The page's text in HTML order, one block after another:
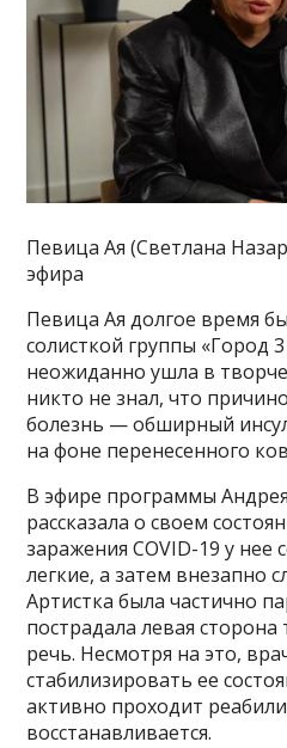
Певица Ая (Светлана
эфира
Певица Ая долгое время
солисткой группы «Город
неожиданно ушла в
никто не знал, что
болезнь — обширный
на фоне перенесенного
В эфире программы
рассказала о своем
заражения COVID-19 у нее
легкие, а затем внезапно
Артистка была частично
пострадала левая
речь. Несмотря на это,
стабилизировать ее
активно проходит
восстанавливается.